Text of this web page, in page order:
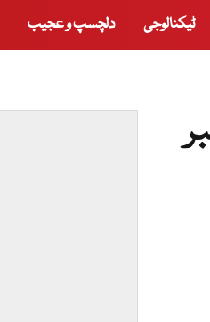
ٹیکنالوجی دلچسپ و عجیب
دسمبر